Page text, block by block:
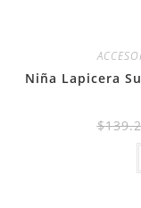
Niña Lapicera
$